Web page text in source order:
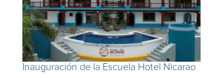
Inauguración de la Escuela Hotel Nicarao